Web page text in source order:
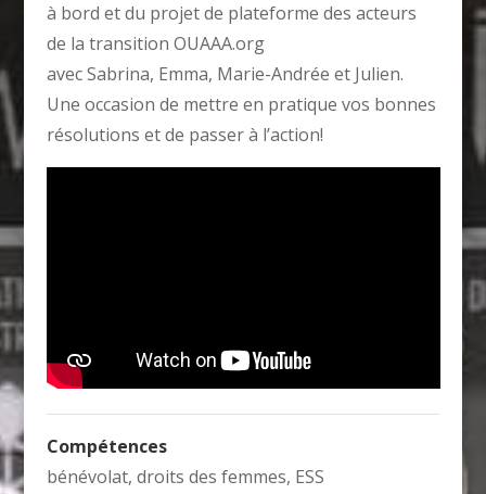
à bord et du projet de plateforme des acteurs
de la transition OUAAA.org
avec Sabrina, Emma, Marie-Andrée et Julien.
Une occasion de mettre en pratique vos bonnes
résolutions et de passer à l’action!
Compétences
bénévolat, droits des femmes, ESS